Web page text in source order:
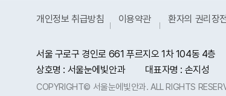
개인정보 취급방침 이용약관 환자의 권리장전
서울 구로구 경인로 661 푸르지오 1차 104동 4층
상호명 : 서울눈에빛안과
대표자명 : 손지성
COPYRIGHT© 서울눈에빛안과. ALL RIGHTS